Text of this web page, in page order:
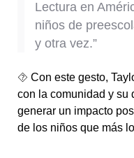
Lectura en
niños de
y otra vez.”
⯑ Con este gesto,
con la comunidad y su
generar un impacto
de los niños que más